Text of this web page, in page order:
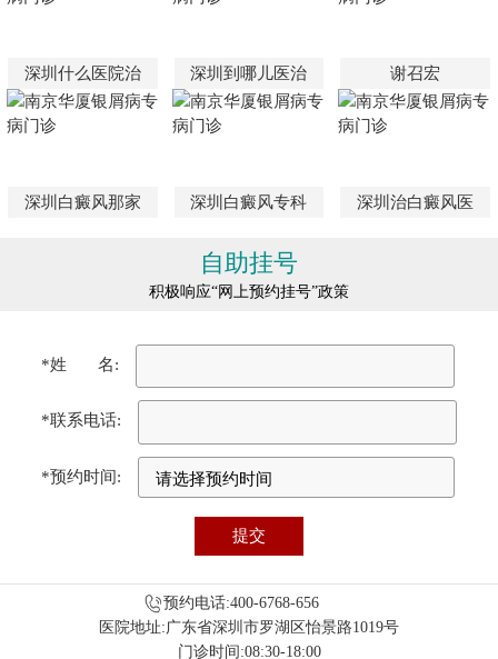
深圳什么医院治 深圳到哪儿医治 谢召宏
深圳白癜风那家 深圳白癜风专科 深圳治白癜风医
自助挂号
积极响应“网上预约挂号”政策
*姓 名:
*联系电话:
*预约时间:
预约电话:400-6768-656
医院地址:广东省深圳市罗湖区怡景路1019号
门诊时间:08:30-18:00